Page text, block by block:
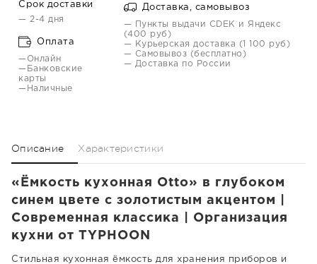
Срок доставки
— 2-4 дня
Оплата
—Онлайн
—Банковские
карты
—Наличные
Доставка, самовывоз
— Пункты выдачи CDEK и Яндекс
(400 руб)
— Курьерская доставка (1 100 руб)
— Самовывоз (бесплатно)
— Доставка по России
Описание Характеристики
«Ёмкость кухонная Otto» в глубоком
синем цвете с золотистым акцентом |
Современная классика | Организация
кухни от TYPHOON
Стильная кухонная ёмкость для хранения приборов и